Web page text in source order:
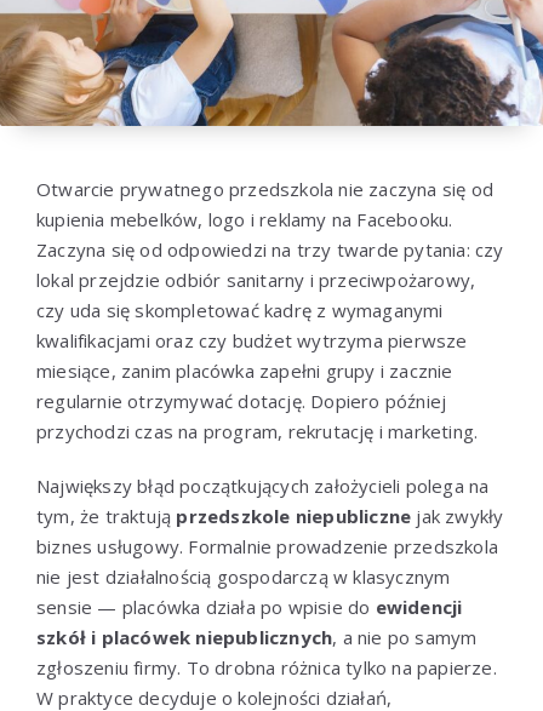
Otwarcie prywatnego przedszkola nie zaczyna się od
kupienia mebelków, logo i reklamy na Facebooku.
Zaczyna się od odpowiedzi na trzy twarde pytania: czy
lokal przejdzie odbiór sanitarny i przeciwpożarowy,
czy uda się skompletować kadrę z wymaganymi
kwalifikacjami oraz czy budżet wytrzyma pierwsze
miesiące, zanim placówka zapełni grupy i zacznie
regularnie otrzymywać dotację. Dopiero później
przychodzi czas na program, rekrutację i marketing.
Największy błąd początkujących założycieli polega na
tym, że traktują przedszkole niepubliczne jak zwykły
biznes usługowy. Formalnie prowadzenie przedszkola
nie jest działalnością gospodarczą w klasycznym
sensie — placówka działa po wpisie do ewidencji
szkół i placówek niepublicznych, a nie po samym
zgłoszeniu firmy. To drobna różnica tylko na papierze.
W praktyce decyduje o kolejności działań,